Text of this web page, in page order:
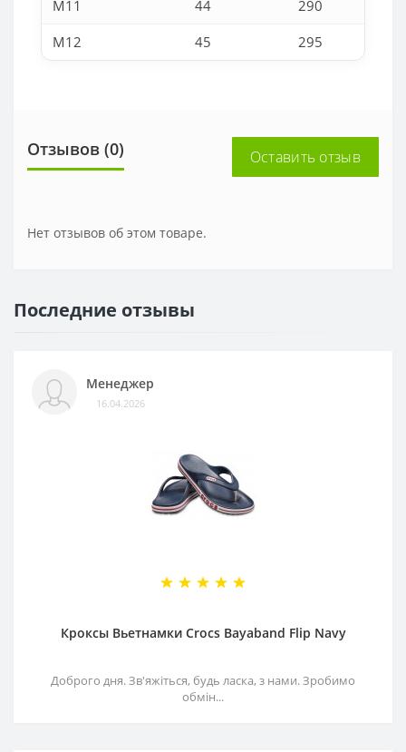
M11
44
290
M12
45 295
Отзывов (0) Оставить отзыв
Нет отзывов об этом товаре.
Последние отзывы
Менеджер
16.04.2026
Кроксы Вьетнамки Crocs Bayaband Flip Navy
Доброго дня. Зв'яжіться, будь ласка, з нами. Зробимо
обмін...